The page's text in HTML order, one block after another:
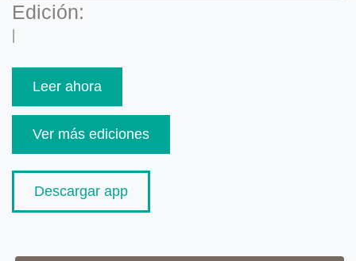
Edición:
|
Leer ahora
Ver más ediciones
Descargar app